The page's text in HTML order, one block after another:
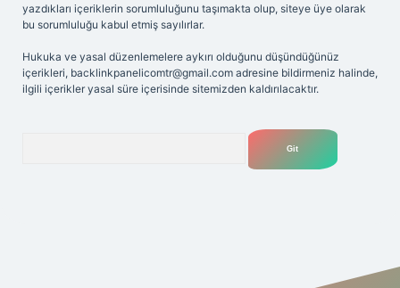
yazdıkları içeriklerin sorumluluğunu taşımakta olup, siteye üye olarak
bu sorumluluğu kabul etmiş sayılırlar.
Hukuka ve yasal düzenlemelere aykırı olduğunu düşündüğünüz
içerikleri, backlinkpanelicomtr@gmail.com adresine bildirmeniz halinde,
ilgili içerikler yasal süre içerisinde sitemizden kaldırılacaktır.